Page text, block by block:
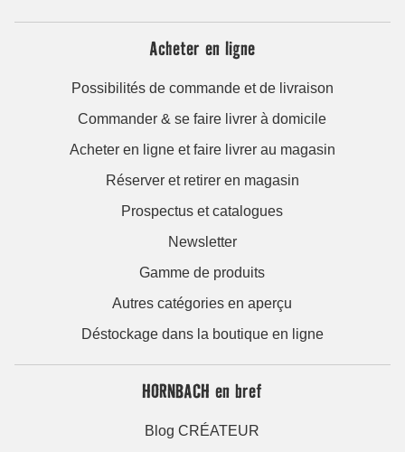
Acheter en ligne
Possibilités de commande et de livraison
Commander & se faire livrer à domicile
Acheter en ligne et faire livrer au magasin
Réserver et retirer en magasin
Prospectus et catalogues
Newsletter
Gamme de produits
Autres catégories en aperçu
Déstockage dans la boutique en ligne
HORNBACH en bref
Blog CRÉATEUR